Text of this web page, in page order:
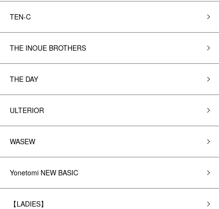
TEN-C
THE INOUE BROTHERS
THE DAY
ULTERIOR
WASEW
Yonetomi NEW BASIC
【LADIES】